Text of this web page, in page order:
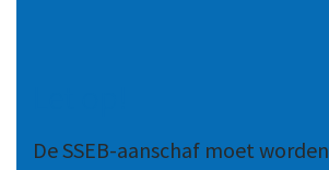
De SSEB-aanschaf moet worden